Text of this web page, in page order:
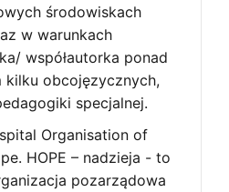
środowiskach
w warunkach
współautorka ponad
obcojęzycznych,
specjalnej.
Organisation of
HOPE – nadzieja - to
pozarządowa